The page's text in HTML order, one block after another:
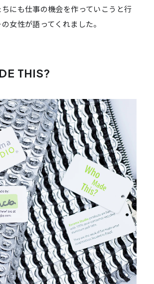
にも仕事の機会を作っていこうと行
女性が語ってくれました。
THIS?